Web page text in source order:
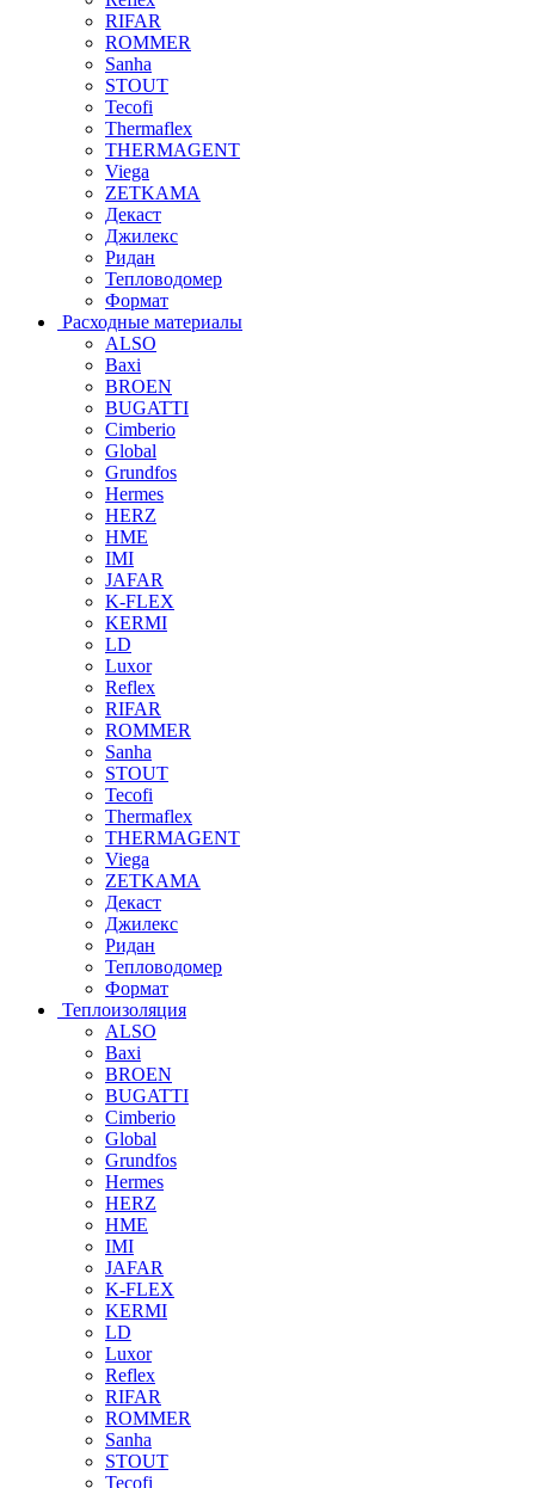
RIFAR
ROMMER
Sanha
STOUT
Tecofi
Thermaflex
THERMAGENT
Viega
ZETKAMA
Декаст
Джилекс
Ридан
Тепловодомер
Формат
Расходные материалы
ALSO
Baxi
BROEN
BUGATTI
Cimberio
Global
Grundfos
Hermes
HERZ
HME
IMI
JAFAR
K-FLEX
KERMI
LD
Luxor
Reflex
RIFAR
ROMMER
Sanha
STOUT
Tecofi
Thermaflex
THERMAGENT
Viega
ZETKAMA
Декаст
Джилекс
Ридан
Тепловодомер
Формат
Теплоизоляция
ALSO
Baxi
BROEN
BUGATTI
Cimberio
Global
Grundfos
Hermes
HERZ
HME
IMI
JAFAR
K-FLEX
KERMI
LD
Luxor
Reflex
RIFAR
ROMMER
Sanha
STOUT
Tecofi